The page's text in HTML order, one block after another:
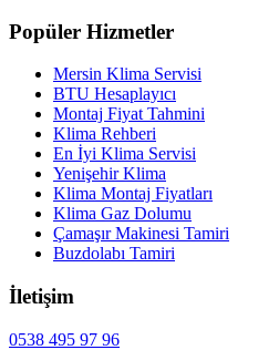
Popüler Hizmetler
Mersin Klima Servisi
BTU Hesaplayıcı
Montaj Fiyat Tahmini
Klima Rehberi
En İyi Klima Servisi
Yenişehir Klima
Klima Montaj Fiyatları
Klima Gaz Dolumu
Çamaşır Makinesi Tamiri
Buzdolabı Tamiri
İletişim
0538 495 97 96